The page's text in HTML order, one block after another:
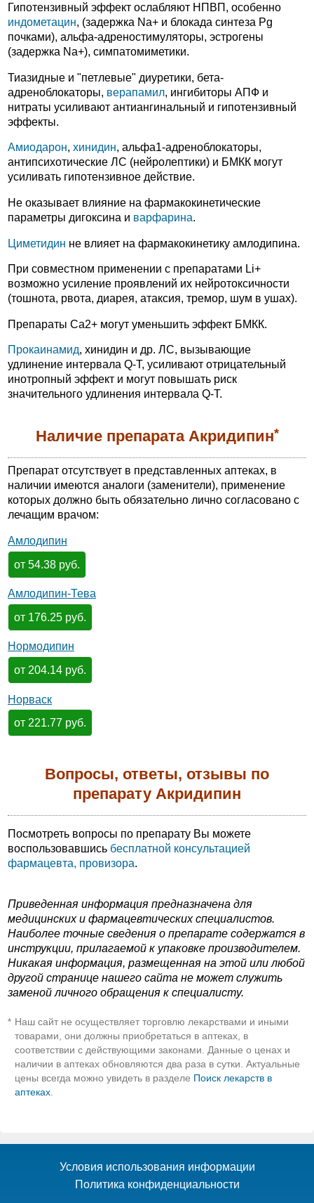
Гипотензивный эффект ослабляют НПВП, особенно
индометацин, (задержка Na+ и блокада синтеза Pg
почками), альфа-адреностимуляторы, эстрогены
(задержка Na+), симпатомиметики.
Тиазидные и "петлевые" диуретики, бета-
адреноблокаторы, верапамил, ингибиторы АПФ и
нитраты усиливают антиангинальный и гипотензивный
эффекты.
Амиодарон, хинидин, альфа1-адреноблокаторы,
антипсихотические ЛС (нейролептики) и БМКК могут
усиливать гипотензивное действие.
Не оказывает влияние на фармакокинетические
параметры дигоксина и варфарина.
Циметидин не влияет на фармакокинетику амлодипина.
При совместном применении с препаратами Li+
возможно усиление проявлений их нейротоксичности
(тошнота, рвота, диарея, атаксия, тремор, шум в ушах).
Препараты Ca2+ могут уменьшить эффект БМКК.
Прокаинамид, хинидин и др. ЛС, вызывающие
удлинение интервала Q-T, усиливают отрицательный
инотропный эффект и могут повышать риск
значительного удлинения интервала Q-T.
Наличие препарата Акридипин*
Препарат отсутствует в представленных аптеках, в
наличии имеются аналоги (заменители), применение
которых должно быть обязательно лично согласовано с
лечащим врачом:
Амлодипин
от 54.38 руб.
Амлодипин-Тева
от 176.25 руб.
Нормодипин
от 204.14 руб.
Норваск
от 221.77 руб.
Вопросы, ответы, отзывы по
препарату Акридипин
Посмотреть вопросы по препарату Вы можете
воспользовавшись бесплатной консультацией
фармацевта, провизора.
Приведенная информация предназначена для
медицинских и фармацевтических специалистов.
Наиболее точные сведения о препарате содержатся в
инструкции, прилагаемой к упаковке производителем.
Никакая информация, размещенная на этой или любой
другой странице нашего сайта не может служить
заменой личного обращения к специалисту.
* Наш сайт не осуществляет торговлю лекарствами и иными
товарами, они должны приобретаться в аптеках, в
соответствии с действующими законами. Данные о ценах и
наличии в аптеках обновляются два раза в сутки. Актуальные
цены всегда можно увидеть в разделе Поиск лекарств в
аптеках
Условия использования информации
Политика конфиденциальности